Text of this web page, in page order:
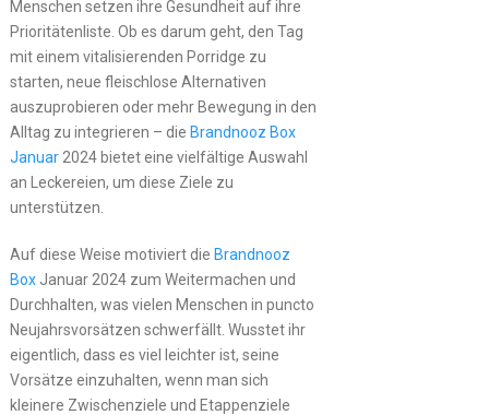
Menschen setzen ihre Gesundheit auf ihre
Prioritätenliste. Ob es darum geht, den Tag
mit einem vitalisierenden Porridge zu
starten, neue fleischlose Alternativen
auszuprobieren oder mehr Bewegung in den
Alltag zu integrieren – die Brandnooz Box
Januar2024 bietet eine vielfältige Auswahl
an Leckereien, um diese Ziele zu
unterstützen.
Auf diese Weise motiviert die Brandnooz
BoxJanuar 2024 zum Weitermachen und
Durchhalten, was vielen Menschen in puncto
Neujahrsvorsätzen schwerfällt. Wusstet ihr
eigentlich, dass es viel leichter ist, seine
Vorsätze einzuhalten, wenn man sich
kleinere Zwischenziele und Etappenziele